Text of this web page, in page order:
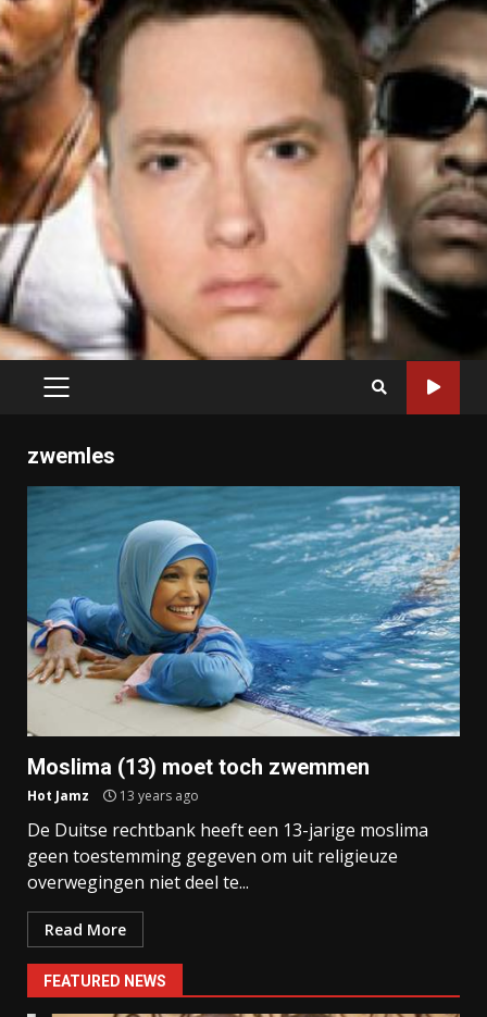
PRIMARY
zwemles
Moslima (13) moet toch zwemmen
Hot Jamz 13 years ago
De Duitse rechtbank heeft een 13-jarige moslima
geen toestemming gegeven om uit religieuze
overwegingen niet deel te...
Read More
FEATURED NEWS